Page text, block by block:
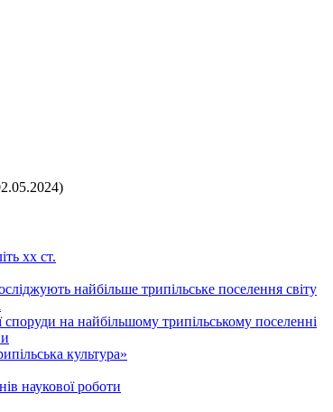
хх ст.
найбільше трипільське поселення світу
на найбільшому трипільському поселенні
культура»
наукової роботи